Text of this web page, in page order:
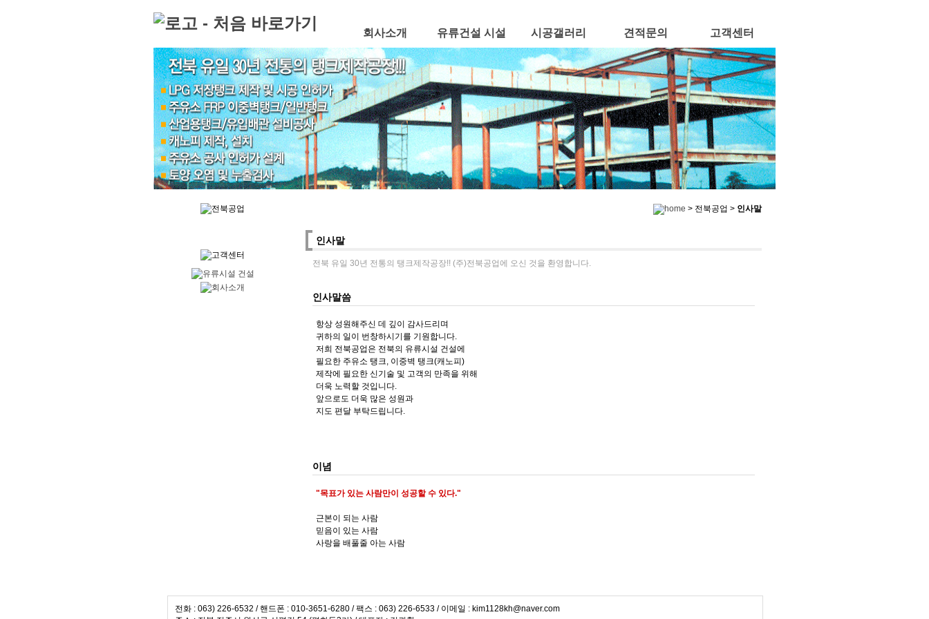
Skip to content
회사소개 유류건설 시설 시공갤러리 견적문의 고객센터
> 전북공업 > 인사말
인사말
전북 유일 30년 전통의 탱크제작공장!! (주)전북공업에 오신 것을 환영합니다.
인사말씀
항상 성원해주신 데 깊이 감사드리며
귀하의 일이 번창하시기를 기원합니다.
저희 전북공업은 전북의 유류시설 건설에
필요한 주유소 탱크, 이중벽 탱크(캐노피)
제작에 필요한 신기술 및 고객의 만족을 위해
더욱 노력할 것입니다.
앞으로도 더욱 많은 성원과
지도 편달 부탁드립니다.
이념
"목표가 있는 사람만이 성공할 수 있다."
근본이 되는 사람
믿음이 있는 사람
사랑을 배풀줄 아는 사람
전화 : 063) 226-6532 / 핸드폰 : 010-3651-6280 / 팩스 : 063) 226-6533 / 이메일 : kim1128kh@naver.com